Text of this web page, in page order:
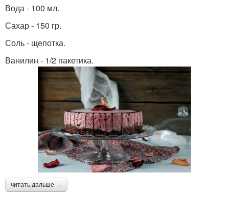
Вода - 100 мл.
Сахар - 150 гр.
Соль - щепотка.
Ванилин - 1/2 пакетика.
читать дальше →